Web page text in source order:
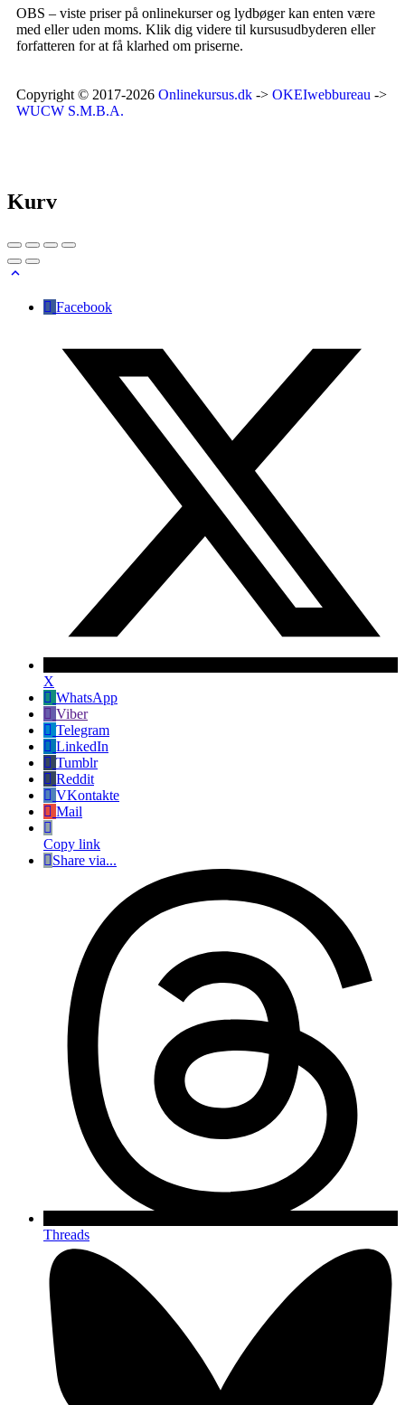
OBS – viste priser på onlinekurser og lydbøger kan enten være
med eller uden moms. Klik dig videre til kursusudbyderen eller
forfatteren for at få klarhed om priserne.
Copyright © 2017-2026 Onlinekursus.dk -> OKEIwebbureau ->
WUCW S.M.B.A.
Kurv
Facebook
X
WhatsApp
Viber
Telegram
LinkedIn
Tumblr
Reddit
VKontakte
Mail
Copy link
Share via...
Threads